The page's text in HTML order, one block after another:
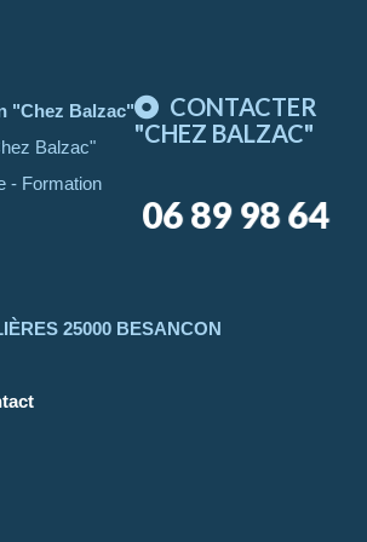
"Chez Balzac"
Balzac"
- Formation
CONTACTER
"CHEZ BALZAC"
06 89 98 64
25000 BESANCON